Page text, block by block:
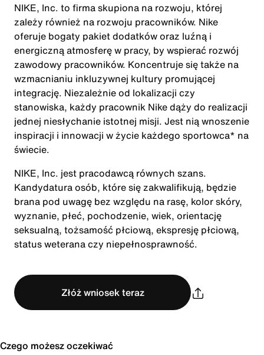
NIKE, Inc. to firma skupiona na rozwoju, której
zależy również na rozwoju pracowników. Nike
oferuje bogaty pakiet dodatków oraz luźną i
energiczną atmosferę w pracy, by wspierać rozwój
zawodowy pracowników. Koncentruje się także na
wzmacnianiu inkluzywnej kultury promującej
integrację. Niezależnie od lokalizacji czy
stanowiska, każdy pracownik Nike dąży do realizacji
jednej niesłychanie istotnej misji. Jest nią wnoszenie
inspiracji i innowacji w życie każdego sportowca* na
świecie.
NIKE, Inc. jest pracodawcą równych szans.
Kandydatura osób, które się zakwalifikują, będzie
brana pod uwagę bez względu na rasę, kolor skóry,
wyznanie, płeć, pochodzenie, wiek, orientację
seksualną, tożsamość płciową, ekspresję płciową,
status weterana czy niepełnosprawność.
Złóż wniosek teraz
Czego możesz oczekiwać